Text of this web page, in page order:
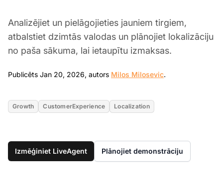
Analizējiet un pielāgojieties jauniem tirgiem,
atbalstiet dzimtās valodas un plānojiet lokalizāciju
no paša sākuma, lai ietaupītu izmaksas.
Publicēts Jan 20, 2026, autors Milos Milosevic.
Growth CustomerExperience Localization
Izmēģiniet LiveAgent Plānojiet demonstrāciju